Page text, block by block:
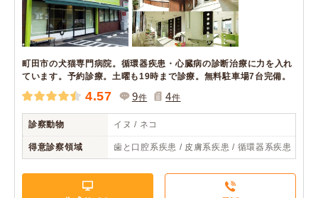
町田市の犬猫専門病院。循環器疾患・心臓病の診断治療に力を入れ
ています。予約診療。土曜も19時まで診療。無料駐車場7台完備。
4.57 9件 4件
診察動物 イヌ / ネコ
得意診察領域 歯と口腔系疾患 / 皮膚系疾患 / 循環器系疾患